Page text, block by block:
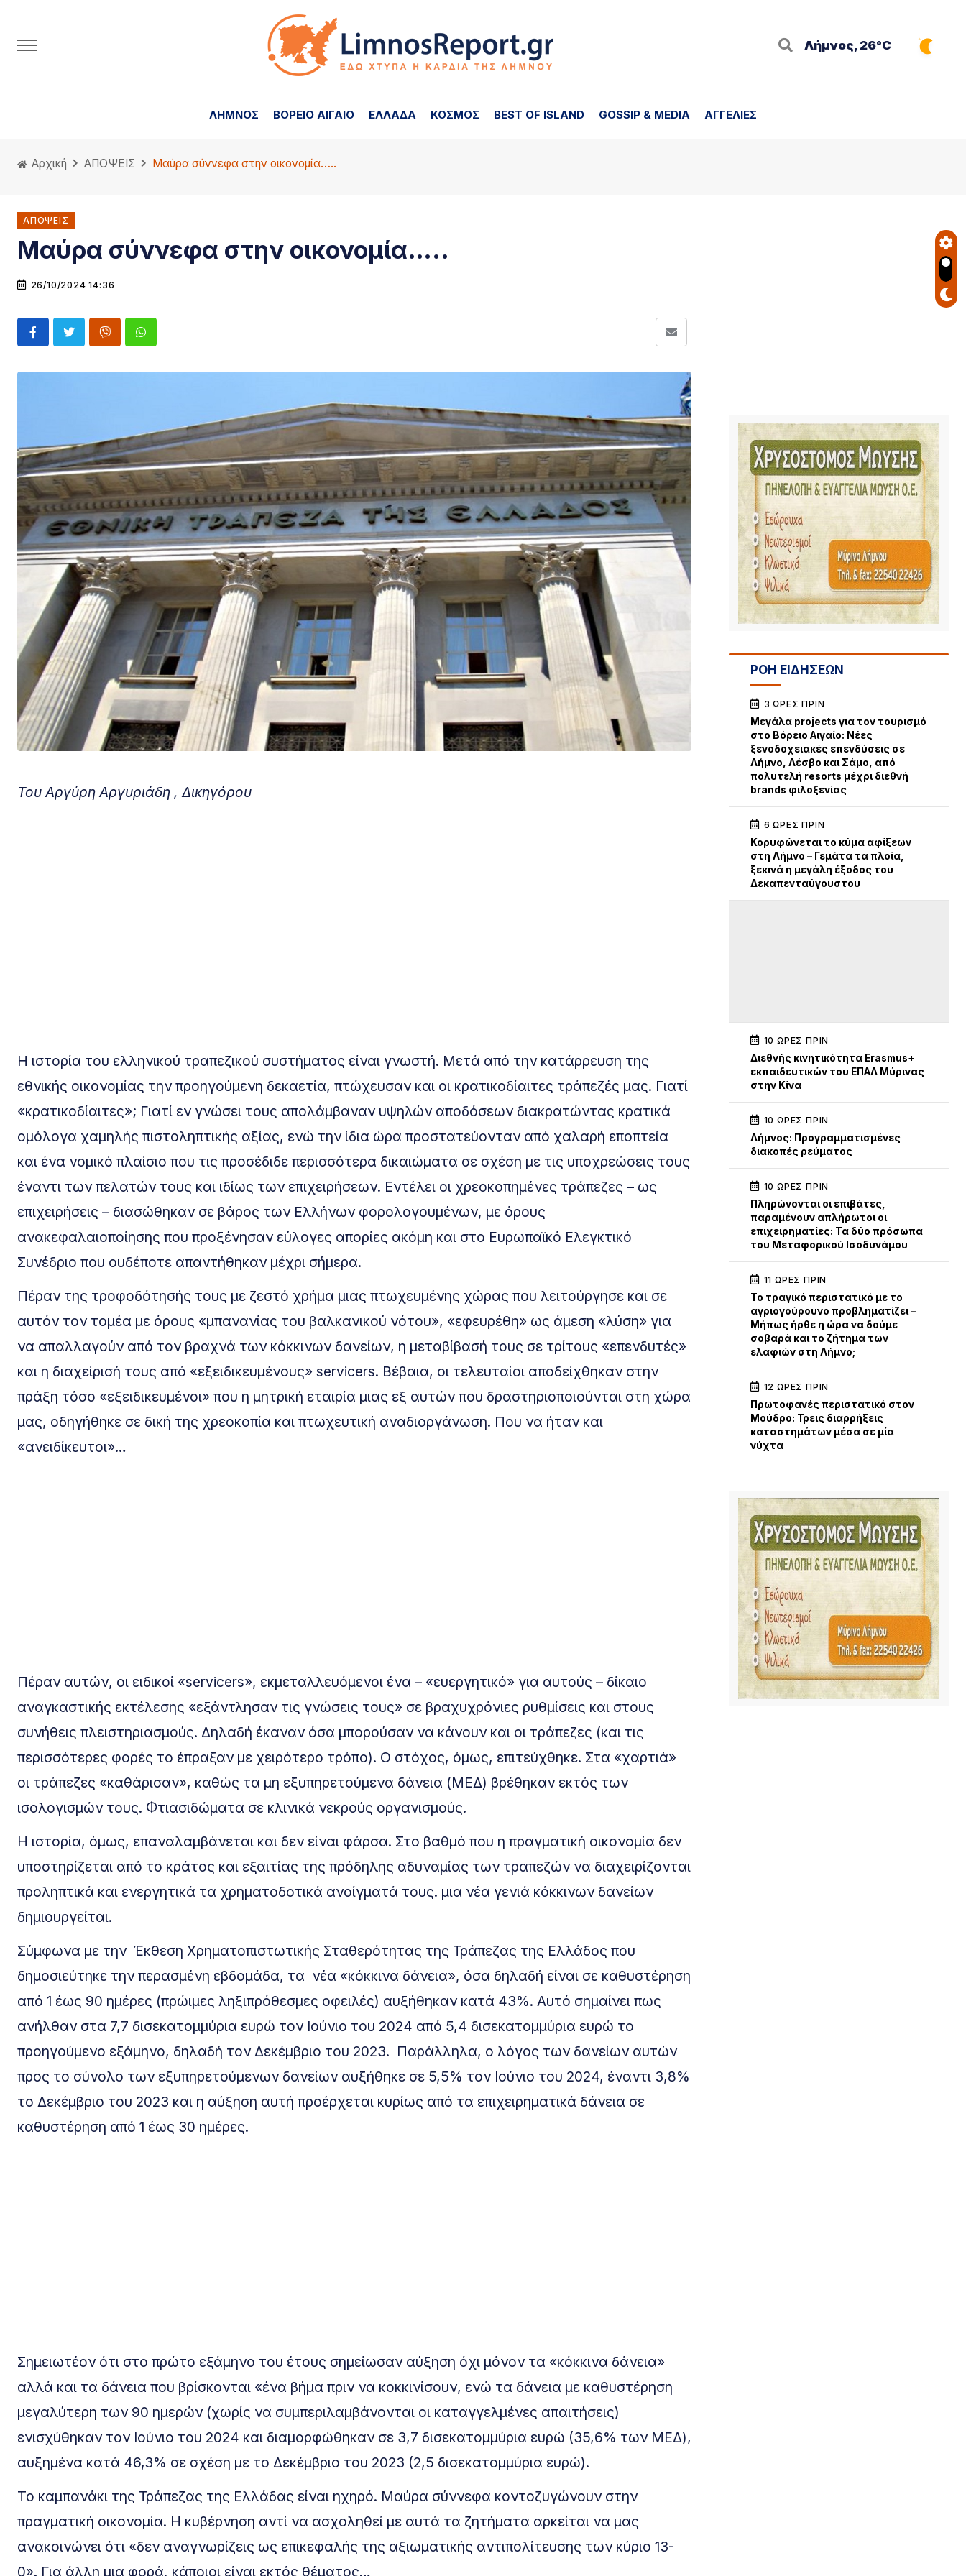
Λήμνος, 26°C
ΛΗΜΝΟΣ ΒΟΡΕΙΟ ΑΙΓΑΙΟ ΕΛΛΑΔΑ ΚΟΣΜΟΣ BEST OF ISLAND GOSSIP & MEDIA ΑΓΓΕΛΙΕΣ
Αρχική ΑΠΟΨΕΙΣ Μαύρα σύννεφα στην οικονομία…..
ΑΠΟΨΕΙΣ
Μαύρα σύννεφα στην οικονομία…..
26/10/2024 14:36
Του Αργύρη Αργυριάδη , Δικηγόρου
Η ιστορία του ελληνικού τραπεζικού συστήματος είναι γνωστή. Μετά από την κατάρρευση της
εθνικής οικονομίας την προηγούμενη δεκαετία, πτώχευσαν και οι κρατικοδίαιτες τράπεζές μας. Γιατί
«κρατικοδίαιτες»; Γιατί εν γνώσει τους απολάμβαναν υψηλών αποδόσεων διακρατώντας κρατικά
ομόλογα χαμηλής πιστοληπτικής αξίας, ενώ την ίδια ώρα προστατεύονταν από χαλαρή εποπτεία
και ένα νομικό πλαίσιο που τις προσέδιδε περισσότερα δικαιώματα σε σχέση με τις υποχρεώσεις τους
έναντι των πελατών τους και ιδίως των επιχειρήσεων. Εντέλει οι χρεοκοπημένες τράπεζες – ως
επιχειρήσεις – διασώθηκαν σε βάρος των Ελλήνων φορολογουμένων, με όρους
ανακεφαλαιοποίησης που προξένησαν εύλογες απορίες ακόμη και στο Ευρωπαϊκό Ελεγκτικό
Συνέδριο που ουδέποτε απαντήθηκαν μέχρι σήμερα.
Πέραν της τροφοδότησής τους με ζεστό χρήμα μιας πτωχευμένης χώρας που λειτούργησε και σε
αυτόν τον τομέα με όρους «μπανανίας του βαλκανικού νότου», «εφευρέθη» ως άμεση «λύση» για
να απαλλαγούν από τον βραχνά των κόκκινων δανείων, η μεταβίβασή τους σε τρίτους «επενδυτές»
και η διαχείρισή τους από «εξειδικευμένους» servicers. Βέβαια, οι τελευταίοι αποδείχθηκαν στην
πράξη τόσο «εξειδικευμένοι» που η μητρική εταιρία μιας εξ αυτών που δραστηριοποιούνται στη χώρα
μας, οδηγήθηκε σε δική της χρεοκοπία και πτωχευτική αναδιοργάνωση. Που να ήταν και
«ανειδίκευτοι»…
Πέραν αυτών, οι ειδικοί «servicers», εκμεταλλευόμενοι ένα – «ευεργητικό» για αυτούς – δίκαιο
αναγκαστικής εκτέλεσης «εξάντλησαν τις γνώσεις τους» σε βραχυχρόνιες ρυθμίσεις και στους
συνήθεις πλειστηριασμούς. Δηλαδή έκαναν όσα μπορούσαν να κάνουν και οι τράπεζες (και τις
περισσότερες φορές το έπραξαν με χειρότερο τρόπο). Ο στόχος, όμως, επιτεύχθηκε. Στα «χαρτιά»
οι τράπεζες «καθάρισαν», καθώς τα μη εξυπηρετούμενα δάνεια (ΜΕΔ) βρέθηκαν εκτός των
ισολογισμών τους. Φτιασιδώματα σε κλινικά νεκρούς οργανισμούς.
Η ιστορία, όμως, επαναλαμβάνεται και δεν είναι φάρσα. Στο βαθμό που η πραγματική οικονομία δεν
υποστηρίζεται από το κράτος και εξαιτίας της πρόδηλης αδυναμίας των τραπεζών να διαχειρίζονται
προληπτικά και ενεργητικά τα χρηματοδοτικά ανοίγματά τους. μια νέα γενιά κόκκινων δανείων
δημιουργείται.
Σύμφωνα με την Έκθεση Χρηματοπιστωτικής Σταθερότητας της Τράπεζας της Ελλάδος που
δημοσιεύτηκε την περασμένη εβδομάδα, τα νέα «κόκκινα δάνεια», όσα δηλαδή είναι σε καθυστέρηση
από 1 έως 90 ημέρες (πρώιμες ληξιπρόθεσμες οφειλές) αυξήθηκαν κατά 43%. Αυτό σημαίνει πως
ανήλθαν στα 7,7 δισεκατομμύρια ευρώ τον Ιούνιο του 2024 από 5,4 δισεκατομμύρια ευρώ το
προηγούμενο εξάμηνο, δηλαδή τον Δεκέμβριο του 2023. Παράλληλα, ο λόγος των δανείων αυτών
προς το σύνολο των εξυπηρετούμενων δανείων αυξήθηκε σε 5,5% τον Ιούνιο του 2024, έναντι 3,8%
το Δεκέμβριο του 2023 και η αύξηση αυτή προέρχεται κυρίως από τα επιχειρηματικά δάνεια σε
καθυστέρηση από 1 έως 30 ημέρες.
Σημειωτέον ότι στο πρώτο εξάμηνο του έτους σημείωσαν αύξηση όχι μόνον τα «κόκκινα δάνεια»
αλλά και τα δάνεια που βρίσκονται «ένα βήμα πριν να κοκκινίσουν, ενώ τα δάνεια με καθυστέρηση
μεγαλύτερη των 90 ημερών (χωρίς να συμπεριλαμβάνονται οι καταγγελμένες απαιτήσεις)
ενισχύθηκαν τον Ιούνιο του 2024 και διαμορφώθηκαν σε 3,7 δισεκατομμύρια ευρώ (35,6% των ΜΕΔ),
αυξημένα κατά 46,3% σε σχέση με το Δεκέμβριο του 2023 (2,5 δισεκατομμύρια ευρώ).
Το καμπανάκι της Τράπεζας της Ελλάδας είναι ηχηρό. Μαύρα σύννεφα κοντοζυγώνουν στην
πραγματική οικονομία. Η κυβέρνηση αντί να ασχοληθεί με αυτά τα ζητήματα αρκείται να μας
ανακοινώνει ότι «δεν αναγνωρίζεις ως επικεφαλής της αξιωματικής αντιπολίτευσης των κύριο 13-
0». Για άλλη μια φορά, κάποιοι είναι εκτός θέματος…
ΡΟΗ ΕΙΔΗΣΕΩΝ
3 ΏΡΕΣ ΠΡΙΝ
Μεγάλα projects για τον τουρισμό
στο Βόρειο Αιγαίο: Νέες
ξενοδοχειακές επενδύσεις σε
Λήμνο, Λέσβο και Σάμο, από
πολυτελή resorts μέχρι διεθνή
brands φιλοξενίας
6 ΏΡΕΣ ΠΡΙΝ
Κορυφώνεται το κύμα αφίξεων
στη Λήμνο – Γεμάτα τα πλοία,
ξεκινά η μεγάλη έξοδος του
Δεκαπενταύγουστου
10 ΏΡΕΣ ΠΡΙΝ
Διεθνής κινητικότητα Erasmus+
εκπαιδευτικών του ΕΠΑΛ Μύρινας
στην Κίνα
10 ΏΡΕΣ ΠΡΙΝ
Λήμνος: Προγραμματισμένες
διακοπές ρεύματος
10 ΏΡΕΣ ΠΡΙΝ
Πληρώνονται οι επιβάτες,
παραμένουν απλήρωτοι οι
επιχειρηματίες: Τα δύο πρόσωπα
του Μεταφορικού Ισοδυνάμου
11 ΏΡΕΣ ΠΡΙΝ
Το τραγικό περιστατικό με το
αγριογούρουνο προβληματίζει –
Μήπως ήρθε η ώρα να δούμε
σοβαρά και το ζήτημα των
ελαφιών στη Λήμνο;
12 ΏΡΕΣ ΠΡΙΝ
Πρωτοφανές περιστατικό στον
Μούδρο: Τρεις διαρρήξεις
καταστημάτων μέσα σε μία
νύχτα